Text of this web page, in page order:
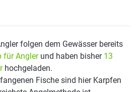
folgen dem Gewässer bereits
für Anglerund haben bisher 13
hochgeladen.
Fische sind hier Karpfen